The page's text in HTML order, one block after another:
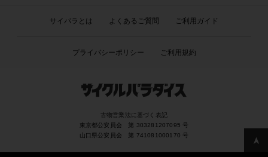
サイパラとは よくあるご質問 ご利用ガイド
プライバシーポリシー ご利用規約
古物営業法に基づく表記
東京都公安員会 第 303281207095 号
山口県公安員会 第 741081000170 号